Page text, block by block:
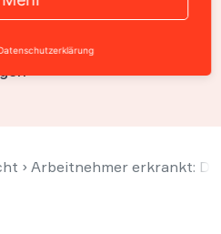
filmen?
› Arbeitnehmer erkrankt: